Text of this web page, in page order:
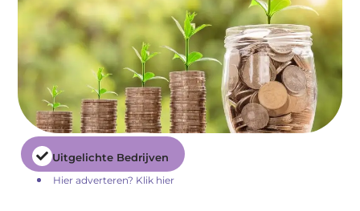
Uitgelichte Bedrijven
Hier adverteren? Klik hier